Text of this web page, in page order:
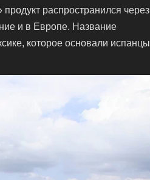
распространился через
и в Европе. Название
которое основали испанцы